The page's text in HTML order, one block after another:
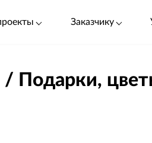
Заказчику
/ Подарки,